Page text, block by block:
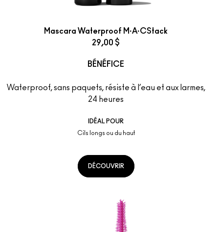
Mascara Waterproof M·A·CStack
29,00 $
BÉNÉFICE
Waterproof, sans paquets, résiste à l’eau et aux larmes,
24 heures
IDÉAL POUR
Cils longs ou du haut
DÉCOUVRIR